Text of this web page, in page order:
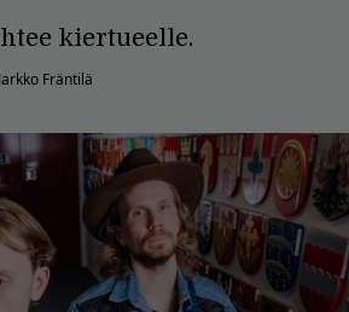
kiertueelle.
Jarkko Fräntilä